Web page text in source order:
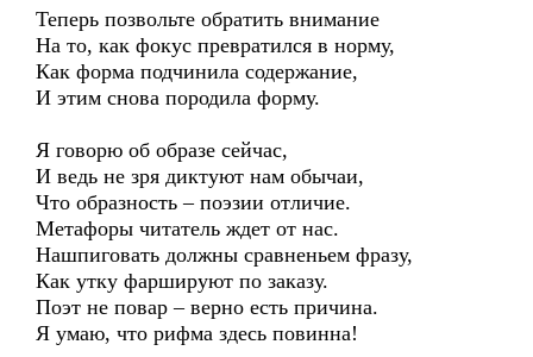
Теперь позвольте обратить внимание
На то, как фокус превратился в норму,
Как форма подчинила содержание,
И этим снова породила форму.
Я говорю об образе сейчас,
И ведь не зря диктуют нам обычаи,
Что образность – поэзии отличие.
Метафоры читатель ждет от нас.
Нашпиговать должны сравненьем фразу,
Как утку фаршируют по заказу.
Поэт не повар – верно есть причина.
Я умаю, что рифма здесь повинна!